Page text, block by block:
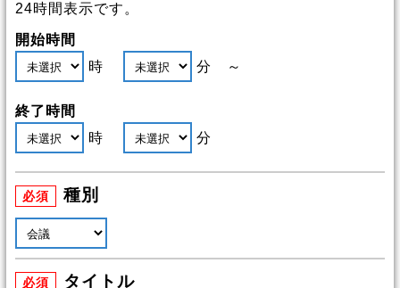
24時間表示です。
開始時間
時
分 ～
終了時間
時
分
必須 種別
必須 タイトル